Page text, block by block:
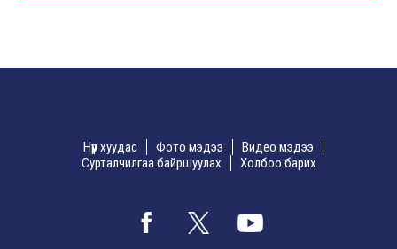
Нүүр хуудас Фото мэдээ
Видео мэдээ
Сурталчилгаа байршуулах
Холбоо барих